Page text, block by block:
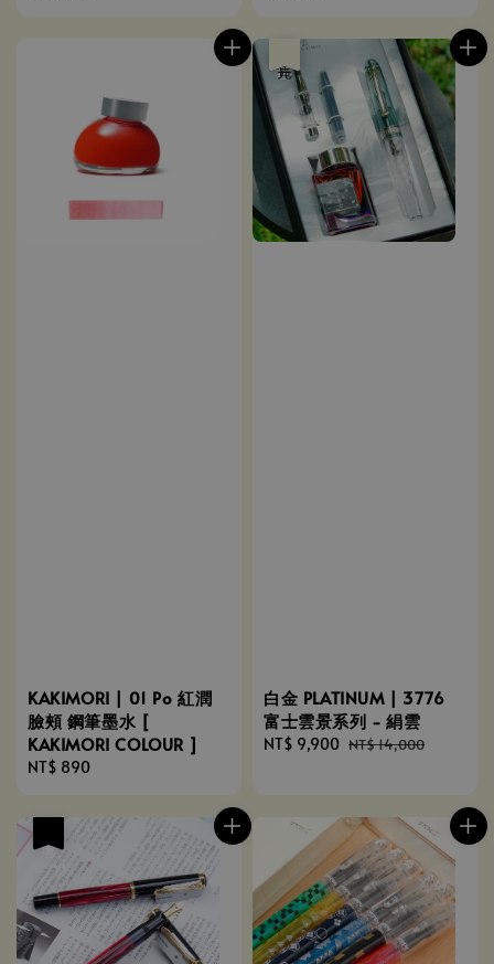
KAKIMORI | 01 Po 紅潤
臉頰 鋼筆墨水 [
KAKIMORI COLOUR ]
Regular
NT$ 890
白金 PLATINUM | 3776
富士雲景系列 - 絹雲
Sale
NT$ 9,900 Regular
NT$ 14,000